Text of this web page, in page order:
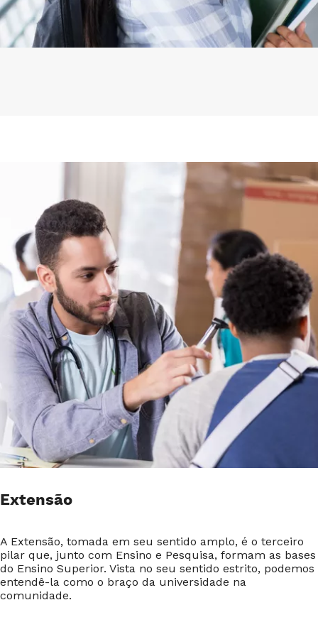
Extensão
A Extensão, tomada em seu sentido amplo, é o terceiro
pilar que, junto com Ensino e Pesquisa, formam as bases
do Ensino Superior. Vista no seu sentido estrito, podemos
entendê-la como o braço da universidade na
comunidade.